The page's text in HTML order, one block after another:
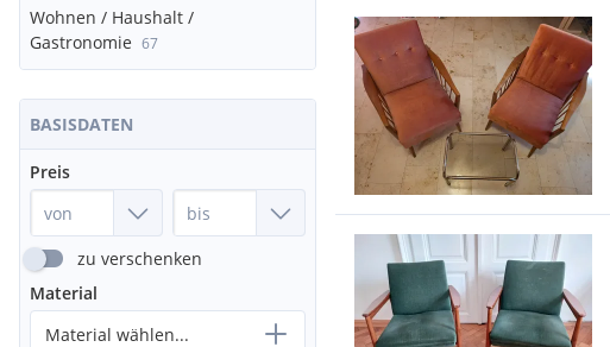
Wohnen / Haushalt /
Gastronomie 67
BASISDATEN
Preis
zu verschenken
Material
Material wählen...